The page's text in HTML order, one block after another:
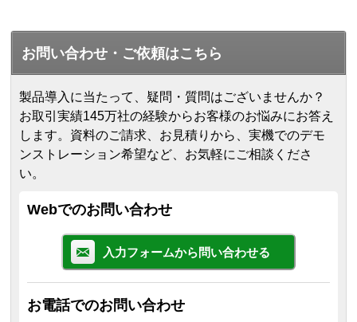
お問い合わせ・ご依頼はこちら
製品導入に当たって、疑問・質問はございませんか？
お取引実績145万社の経験からお客様のお悩みにお答え
します。 資料のご請求、お見積りから、実機でのデモ
ンストレーション希望など、お気軽にご相談くださ
い。
Webでのお問い合わせ
入力フォームから問い合わせる
お電話でのお問い合わせ